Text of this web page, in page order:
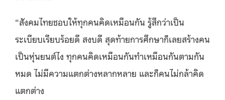
“สังคมไทยชอบให้ทุกคนคิดเหมือนกัน รู้สึกว่าเป็น
ระเบียบเรียบร้อยดี สงบดี สุดท้ายการศึกษาก็เลยสร้างคน
เป็นหุ่นยนต์ไง ทุกคนคิดเหมือนกันทำเหมือนกันตามกัน
หมด ไม่มีความแตกต่างหลากหลาย และก็คนไม่กล้าคิด
แตกต่าง